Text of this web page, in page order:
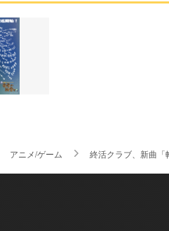
アニメ/ゲーム 終活クラブ、新曲「